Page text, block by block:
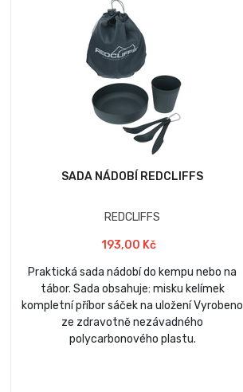
SADA NÁDOBÍ REDCLIFFS
REDCLIFFS
193,00 Kč
Praktická sada nádobí do kempu nebo na
tábor. Sada obsahuje: misku kelímek
kompletní příbor sáček na uložení Vyrobeno
ze zdravotně nezávadného
polycarbonového plastu.